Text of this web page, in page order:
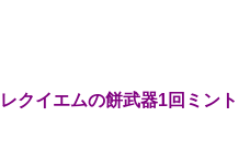
クイエムの餅武器1回ミント